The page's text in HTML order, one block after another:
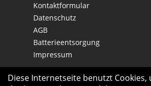
Kontaktformular
Datenschutz
AGB
Batterieentsorgung
Impressum
Diese Internetseite benutzt Cookies,